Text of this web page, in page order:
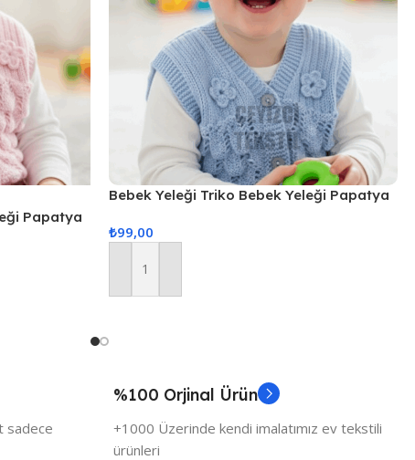
Papatya
Bebek Yeleği Triko Bebek Yeleği Papatya
₺99,00
Sepete Ekle
sadece
%100 Orjinal Ürün
+1000 Üzerinde kendi imalatımız ev tekstili
ürünleri